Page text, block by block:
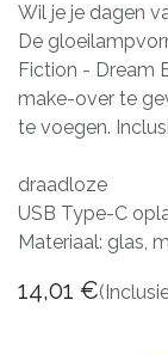
Wil je je dagen
De
Fiction - Dream
make-over te
te voegen.
draadloze
USB Type-C
Materiaal: glas,
14,01 €